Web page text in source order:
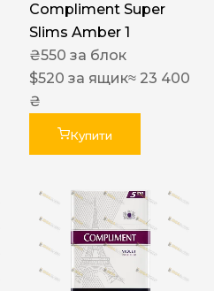
Compliment Super
Slims Amber 1
₴550 за блок
$520 за ящик≈ 23 400
₴
Купити